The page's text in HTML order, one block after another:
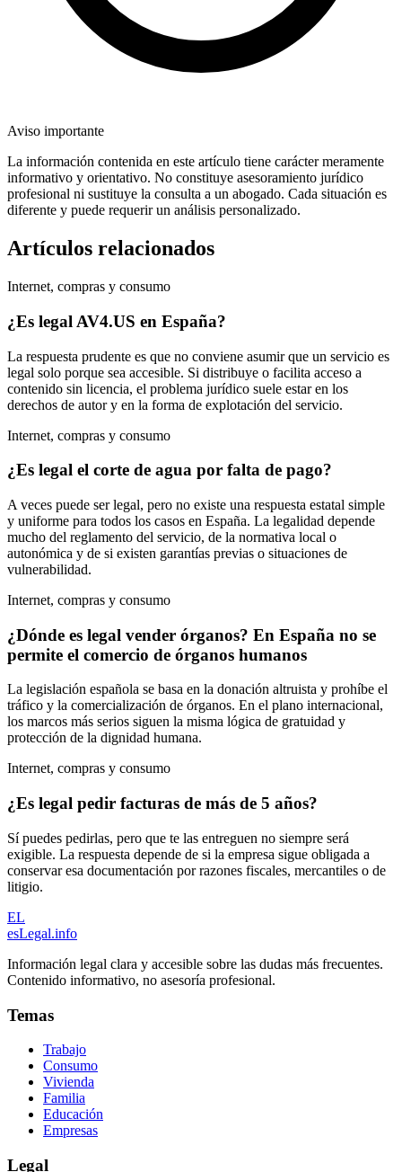
Aviso importante
La información contenida en este artículo tiene carácter meramente
informativo y orientativo. No constituye asesoramiento jurídico
profesional ni sustituye la consulta a un abogado. Cada situación es
diferente y puede requerir un análisis personalizado.
Artículos relacionados
Internet, compras y consumo
¿Es legal AV4.US en España?
La respuesta prudente es que no conviene asumir que un servicio es
legal solo porque sea accesible. Si distribuye o facilita acceso a
contenido sin licencia, el problema jurídico suele estar en los
derechos de autor y en la forma de explotación del servicio.
Internet, compras y consumo
¿Es legal el corte de agua por falta de pago?
A veces puede ser legal, pero no existe una respuesta estatal simple
y uniforme para todos los casos en España. La legalidad depende
mucho del reglamento del servicio, de la normativa local o
autonómica y de si existen garantías previas o situaciones de
vulnerabilidad.
Internet, compras y consumo
¿Dónde es legal vender órganos? En España no se
permite el comercio de órganos humanos
La legislación española se basa en la donación altruista y prohíbe el
tráfico y la comercialización de órganos. En el plano internacional,
los marcos más serios siguen la misma lógica de gratuidad y
protección de la dignidad humana.
Internet, compras y consumo
¿Es legal pedir facturas de más de 5 años?
Sí puedes pedirlas, pero que te las entreguen no siempre será
exigible. La respuesta depende de si la empresa sigue obligada a
conservar esa documentación por razones fiscales, mercantiles o de
litigio.
EL
esLegal.info
Información legal clara y accesible sobre las dudas más frecuentes.
Contenido informativo, no asesoría profesional.
Temas
Trabajo
Consumo
Vivienda
Familia
Educación
Empresas
Legal